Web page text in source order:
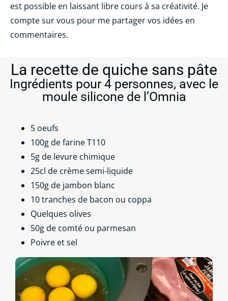
est possible en laissant libre cours à sa créativité. Je
compte sur vous pour me partager vos idées en
commentaires.
La recette de quiche sans pâte
Ingrédients pour 4 personnes, avec le
moule silicone de l’Omnia
5 oeufs
100g de farine T110
5g de levure chimique
25cl de crème semi-liquide
150g de jambon blanc
10 tranches de bacon ou coppa
Quelques olives
50g de comté ou parmesan
Poivre et sel